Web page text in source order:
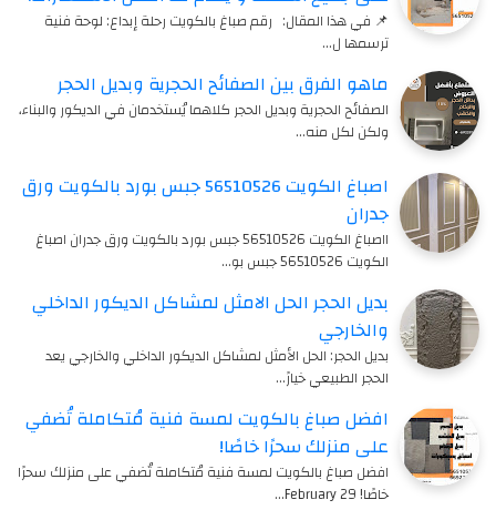
📌 في هذا المقال: رقم صباغ بالكويت رحلة إبداع: لوحة فنية
ترسمها ل…
ماهو الفرق بين الصفائح الحجرية وبديل الحجر
الصفائح الحجرية وبديل الحجر كلاهما يُستخدمان في الديكور والبناء،
ولكن لكل منه…
اصباغ الكويت 56510526 جبس بورد بالكويت ورق
جدران
ااصباغ الكويت 56510526 جبس بورد بالكويت ورق جدران اصباغ
الكويت 56510526 جبس بو…
بديل الحجر الحل الامثل لمشاكل الديكور الداخلي
والخارجي
بديل الحجر: الحل الأمثل لمشاكل الديكور الداخلي والخارجي يعد
الحجر الطبيعي خيارً…
افضل صباغ بالكويت لمسة فنية مُتكاملة تُضفي
على منزلك سحرًا خاصًا!
افضل صباغ بالكويت لمسة فنية مُتكاملة تُضفي على منزلك سحرًا
خاصًا! 29 February…